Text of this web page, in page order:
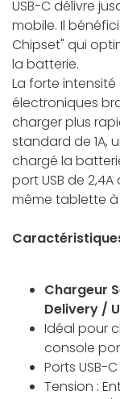
USB-C délivre
mobile. Il
Chipset" qui
la batterie.
La forte
électroniques
charger plus
standard de 1A,
chargé la
port USB de
même tablette à
Chargeur
Delivery /
Idéal pour
console
Ports USB-
Tension :